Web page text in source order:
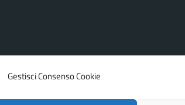
Gestisci Consenso Cookie